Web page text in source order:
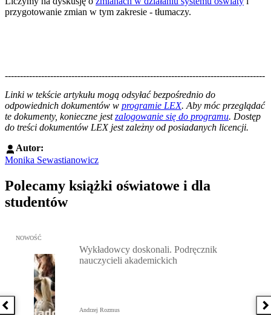
przygotowanie zmian w tym zakresie - tłumaczy.
--------------------------------------------------------------------------------------
Linki w tekście artykułu mogą odsyłać bezpośrednio do
odpowiednich dokumentów w programie LEX. Aby móc przeglądać
te dokumenty, konieczne jestzalogowanie się do programu. Dostęp
do treści dokumentów LEX jest zależny od posiadanych licencji.
Autor:
Monika Sewastianowicz
Polecamy książki oświatowe i dla
studentów
Poprzednia książka
Przejdź do: Wykładowcy doskonali. Podręcznik nauczycieli
NOWOŚĆ
Wykładowcy doskonali. Podręcznik
nauczycieli akademickich
Andrzej Rozmus